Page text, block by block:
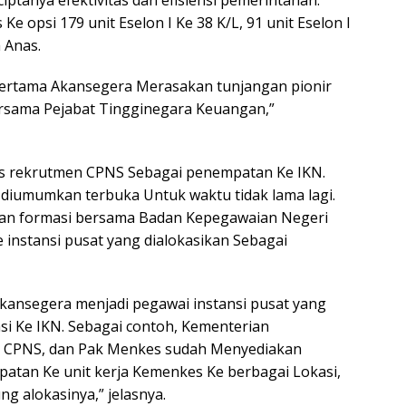
opsi 179 unit Eselon I Ke 38 K/L, 91 unit Eselon I
Akansegera Merasakan tunjangan pionir
Pejabat Tingginegara Keuangan,”
CPNS Sebagai penempatan Ke IKN.
terbuka Untuk waktu tidak lama lagi.
formasi bersama Badan Kepegawaian Negeri
instansi pusat yang dialokasikan Sebagai
menjadi pegawai instansi pusat yang
Ke IKN. Sebagai contoh, Kementerian
dan Pak Menkes sudah Menyediakan
Ke unit kerja Kemenkes Ke berbagai Lokasi,
alokasinya,” jelasnya.